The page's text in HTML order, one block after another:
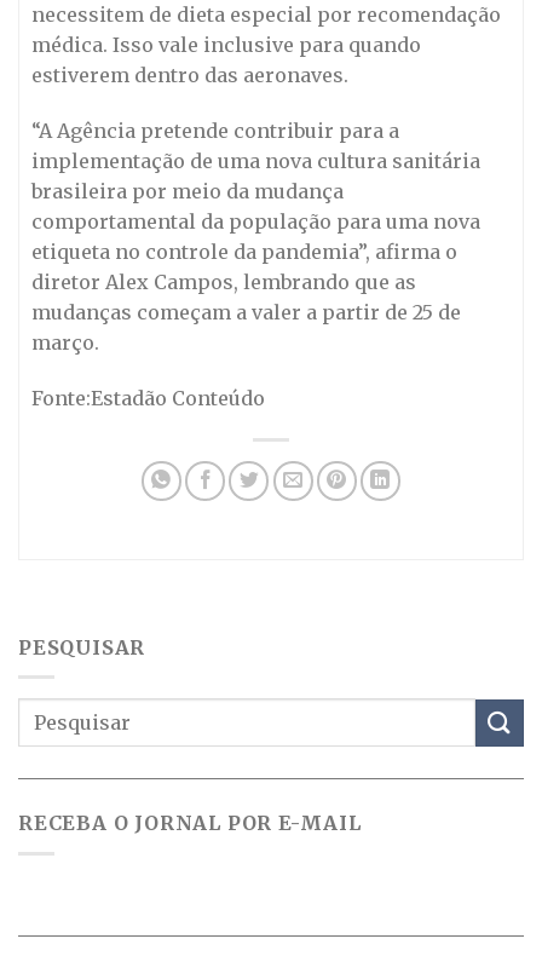
necessitem de dieta especial por recomendação
médica. Isso vale inclusive para quando
estiverem dentro das aeronaves.
“A Agência pretende contribuir para a
implementação de uma nova cultura sanitária
brasileira por meio da mudança
comportamental da população para uma nova
etiqueta no controle da pandemia”, afirma o
diretor Alex Campos, lembrando que as
mudanças começam a valer a partir de 25 de
março.
Fonte:Estadão Conteúdo
PESQUISAR
RECEBA O JORNAL POR E-MAIL